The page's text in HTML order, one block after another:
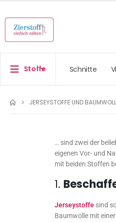
Stoffe Schnitte
JERSEYSTOFFE UND
… sind zwei der
eigenen Vor- und
mit beiden Stoffen
1.
Jerseystoffe sind
Baumwolle mit